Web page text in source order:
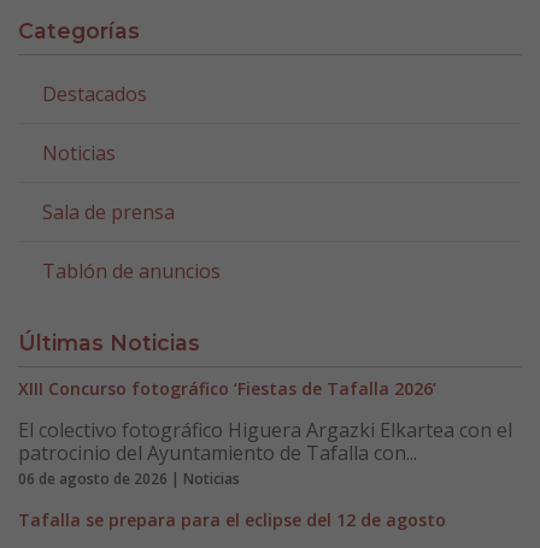
Categorías
Destacados
Noticias
Sala de prensa
Tablón de anuncios
Últimas Noticias
XIII Concurso fotográfico ‘Fiestas de Tafalla 2026’
El colectivo fotográfico Higuera Argazki Elkartea con el
patrocinio del Ayuntamiento de Tafalla con...
06 de agosto de 2026 | Noticias
Tafalla se prepara para el eclipse del 12 de agosto